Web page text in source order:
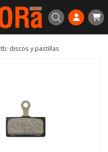
Buscar
mtb: discos y pastillas